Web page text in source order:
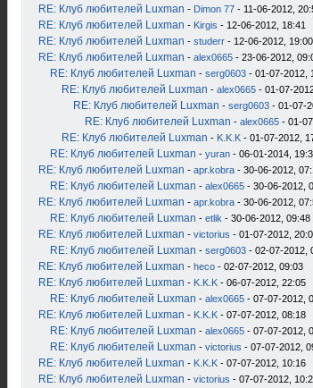
RE: Клуб любителей Luxman - Dimon 77 - 11-06-2012,
RE: Клуб любителей Luxman - Kirgis - 12-06-2012, 18:41
RE: Клуб любителей Luxman - studerr - 12-06-2012, 19:00
RE: Клуб любителей Luxman - alex0665 - 23-06-2012,
RE: Клуб любителей Luxman - serg0603 - 01-07-2012,
RE: Клуб любителей Luxman - alex0665 - 01-07-
RE: Клуб любителей Luxman - serg0603 - 01-07-
RE: Клуб любителей Luxman - alex0665 - 01-
RE: Клуб любителей Luxman - K.K.K - 01-07-2012,
RE: Клуб любителей Luxman - yuran - 06-01-2014,
RE: Клуб любителей Luxman - apr.kobra - 30-06-2012,
RE: Клуб любителей Luxman - alex0665 - 30-06-2012,
RE: Клуб любителей Luxman - apr.kobra - 30-06-2012,
RE: Клуб любителей Luxman - etlik - 30-06-2012, 09:48
RE: Клуб любителей Luxman - victorius - 01-07-2012,
RE: Клуб любителей Luxman - serg0603 - 02-07-2012,
RE: Клуб любителей Luxman - heco - 02-07-2012, 09:03
RE: Клуб любителей Luxman - K.K.K - 06-07-2012, 22:05
RE: Клуб любителей Luxman - alex0665 - 07-07-2012,
RE: Клуб любителей Luxman - K.K.K - 07-07-2012, 08:18
RE: Клуб любителей Luxman - alex0665 - 07-07-2012,
RE: Клуб любителей Luxman - victorius - 07-07-2012,
RE: Клуб любителей Luxman - K.K.K - 07-07-2012, 10:16
RE: Клуб любителей Luxman - victorius - 07-07-2012,